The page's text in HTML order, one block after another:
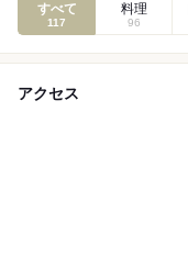
すべて
117
料理
96
アクセス